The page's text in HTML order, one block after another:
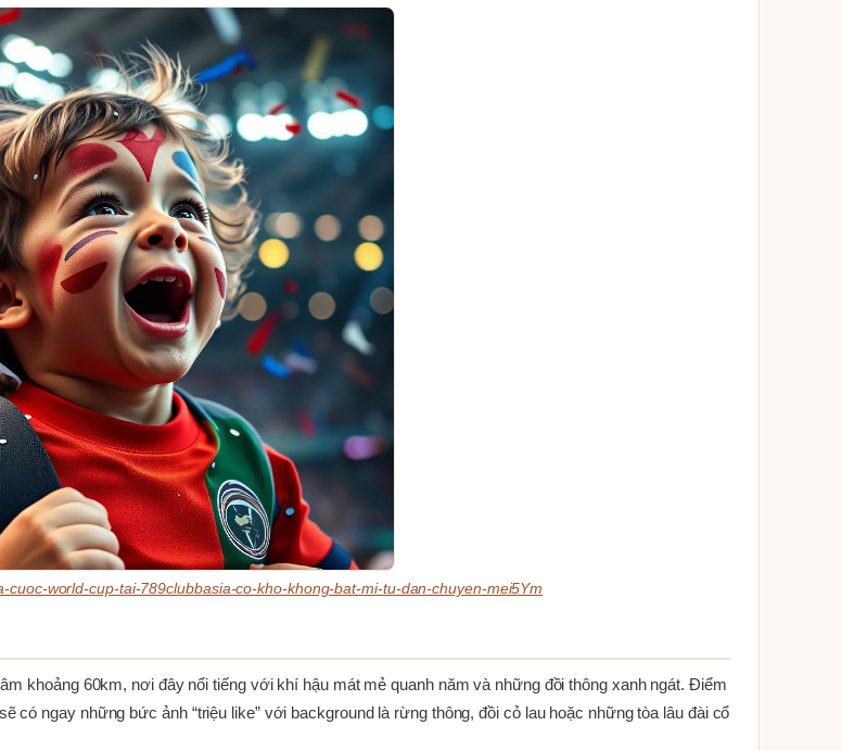
cuoc-world-cup-tai-789clubbasia-co-kho-khong-bat-mi-tu-dan-chuyen-mei5Ym
khoảng 60km, nơi đây nổi tiếng với khí hậu mát mẻ quanh năm và những đồi thông xanh ngát. Điểm
có ngay những bức ảnh “triệu like” với background là rừng thông, đồi cỏ lau hoặc những tòa lâu đài cổ